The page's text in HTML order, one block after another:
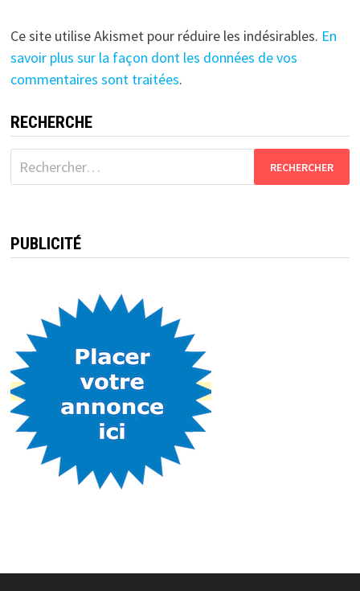
Ce site utilise Akismet pour réduire les indésirables. En
savoir plus sur la façon dont les données de vos
commentaires sont traitées.
RECHERCHE
Rechercher :
PUBLICITÉ